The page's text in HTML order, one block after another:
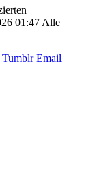
01:47 Alle
Tumblr Email